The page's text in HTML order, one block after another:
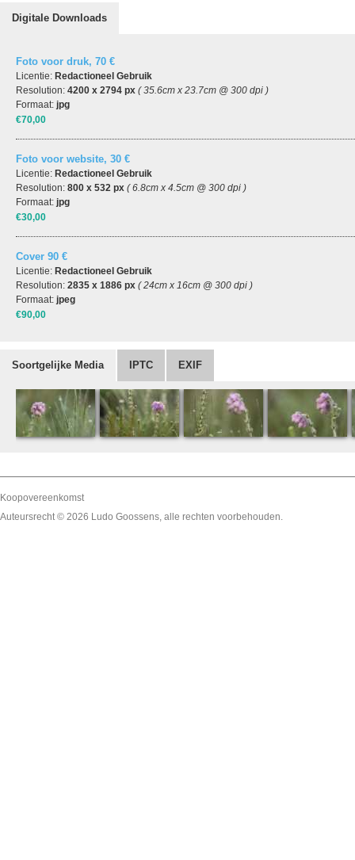
Digitale Downloads
Foto voor druk, 70 €
Licentie: Redactioneel Gebruik
Resolution: 4200 x 2794 px ( 35.6cm x 23.7cm @ 300 dpi )
Formaat: jpg
€70,00
Foto voor website, 30 €
Licentie: Redactioneel Gebruik
Resolution: 800 x 532 px ( 6.8cm x 4.5cm @ 300 dpi )
Formaat: jpg
€30,00
Cover 90 €
Licentie: Redactioneel Gebruik
Resolution: 2835 x 1886 px ( 24cm x 16cm @ 300 dpi )
Formaat: jpeg
€90,00
Soortgelijke Media IPTC EXIF
Koopovereenkomst
Auteursrecht © 2026 Ludo Goossens, alle rechten voorbehouden.